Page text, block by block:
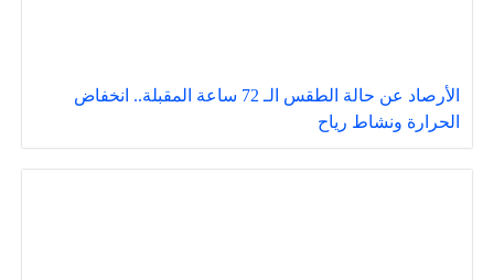
الأرصاد عن حالة الطقس الـ 72 ساعة المقبلة.. انخفاض
الحرارة ونشاط رياح